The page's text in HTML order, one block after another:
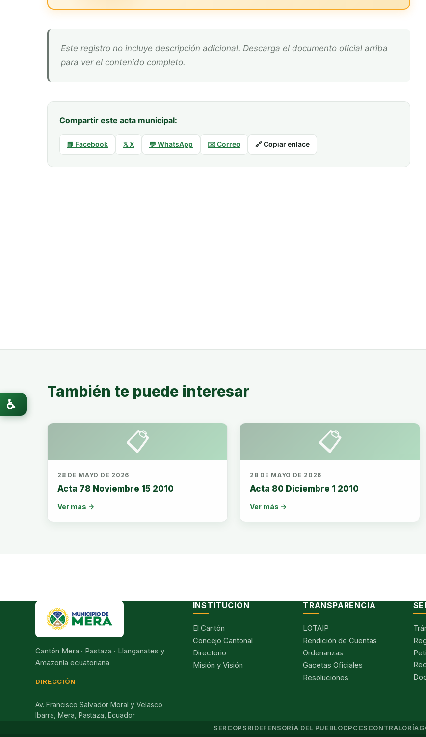
Este registro no incluye descripción adicional. Descarga el documento oficial arriba
para ver el contenido completo.
Compartir este acta municipal:
📘 Facebook 𝕏 X 💬 WhatsApp ✉️ Correo 🔗 Copiar enlace
También te puede interesar
📋
28 DE MAYO DE 2026
Acta 78 Noviembre 15 2010
Ver más →
📋
28 DE MAYO DE 2026
Acta 80 Diciembre 1 2010
Ver más →
Cantón Mera · Pastaza · Llanganates y
Amazonía ecuatoriana
DIRECCIÓN
Av. Francisco Salvador Moral y Velasco
Ibarra, Mera, Pastaza, Ecuador
INSTITUCIÓN
El Cantón
Concejo Cantonal
Directorio
Misión y Visión
TRANSPARENCIA
LOTAIP
Rendición de Cuentas
Ordenanzas
Gacetas Oficiales
Resoluciones
SERCOPSRIDEFENSORÍA DEL PUEBLOCPCCSCONTRALORÍA
♿